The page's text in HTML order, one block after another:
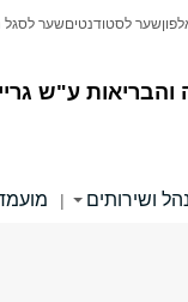
ע"ש גריי
שער לסטודנטיםשער לסגל
ושירותים |